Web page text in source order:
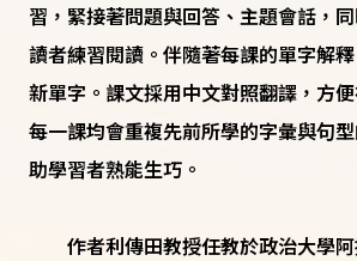
習，緊接著問題與回答、主題會話，
讀者練習閱讀。伴隨著每課的單字解
新單字。課文採用中文對照翻譯，方
每一課均會重複先前所學的字彙與句
助學習者熟能生巧。
作者利傳田教授任教於政治大學阿